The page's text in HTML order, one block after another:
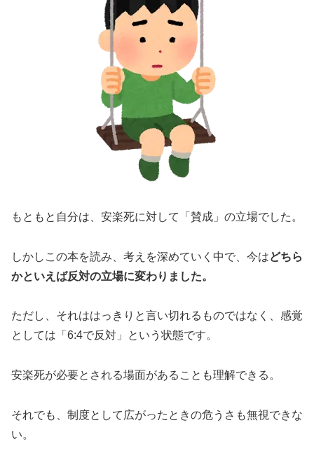
もともと自分は、安楽死に対して「賛成」の立場でした。
しかしこの本を読み、考えを深めていく中で、今はどちら
かといえば反対の立場に変わりました。
ただし、それははっきりと言い切れるものではなく、感覚
としては「6:4で反対」という状態です。
安楽死が必要とされる場面があることも理解できる。
それでも、制度として広がったときの危うさも無視できな
い。